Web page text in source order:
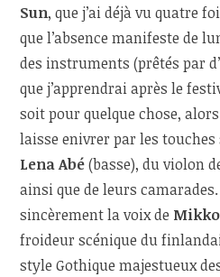
Sun, que j’ai déjà vu quatre
que l’absence manifeste de
des instruments (prêtés par
que j’apprendrai après le
soit pour quelque chose,
laisse enivrer par les
Lena Abé(basse), du violon
ainsi que de leurs
sincèrement la voix de
froideur scénique du
style Gothique majestueux